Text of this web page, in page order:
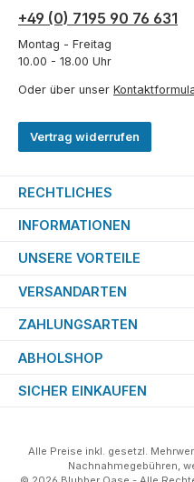
+49 (0) 7195 90 76 631
Montag - Freitag
10.00 - 18.00 Uhr
Oder über unser
Vertrag widerrufen
RECHTLICHES
INFORMATIONEN
UNSERE VORTEILE
VERSANDARTEN
ZAHLUNGSARTEN
ABHOLSHOP
SICHER EINKAUFEN
Alle Preise inkl. gesetzl.
Nachnahmegebühren,